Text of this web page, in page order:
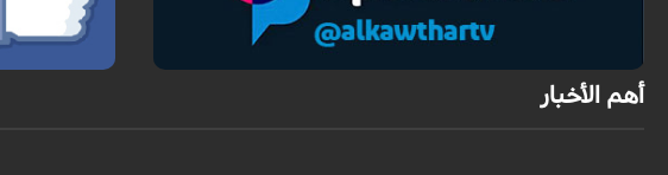
أهم الأخبار